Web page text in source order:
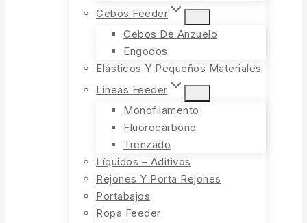
Cebos Feeder
Cebos De Anzuelo
Engodos
Elásticos Y Pequeños Materiales
Líneas Feeder
Monofilamento
Fluorocarbono
Trenzado
Líquidos – Aditivos
Rejones Y Porta Rejones
Portabajos
Ropa Feeder